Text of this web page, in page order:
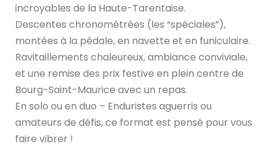
incroyables de la Haute-Tarentaise.
Descentes chronométrées (les “spéciales”),
montées à la pédale, en navette et en funiculaire.
Ravitaillements chaleureux, ambiance conviviale,
et une remise des prix festive en plein centre de
Bourg-Saint-Maurice avec un repas.
En solo ou en duo – Enduristes aguerris ou
amateurs de défis, ce format est pensé pour vous
faire vibrer !